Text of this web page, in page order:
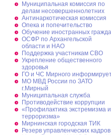
Муниципальная комиссия по
делам несовершеннолетних
Антинаркотическая комиссия
Опека и попечительство
Обучение иностранных
ОСФР по Архангельской
области и НАО
Поддержка участникам СВО
Укрепление общественного
здоровья
ГО и ЧС Мирного
МО МВД России по ЗАТО
г.Мирный
Муниципальная cлужба
Противодействие коррупции
«Профилактика экстремизма и
терроризма»
Мирнинская городская ТИК
Резерв управленческих кадров